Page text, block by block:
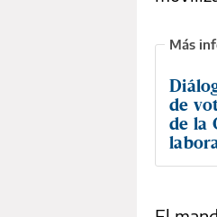
de
de la